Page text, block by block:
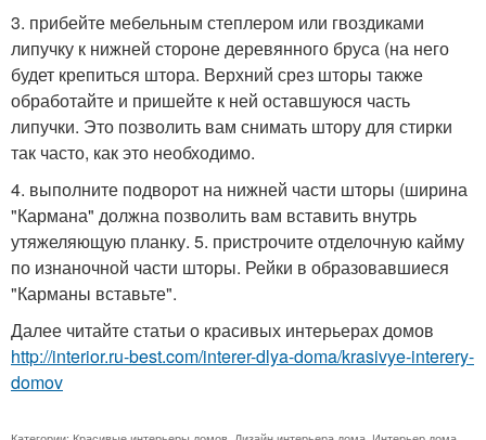
3. прибейте мебельным степлером или гвоздиками
липучку к нижней стороне деревянного бруса (на него
будет крепиться штора. Верхний срез шторы также
обработайте и пришейте к ней оставшуюся часть
липучки. Это позволить вам снимать штору для стирки
так часто, как это необходимо.
4. выполните подворот на нижней части шторы (ширина
"Кармана" должна позволить вам вставить внутрь
утяжеляющую планку. 5. пристрочите отделочную кайму
по изнаночной части шторы. Рейки в образовавшиеся
"Карманы вставьте".
Далее читайте статьи о красивых интерьерах домов
http://interior.ru-best.com/interer-dlya-doma/krasivye-interery-
domov